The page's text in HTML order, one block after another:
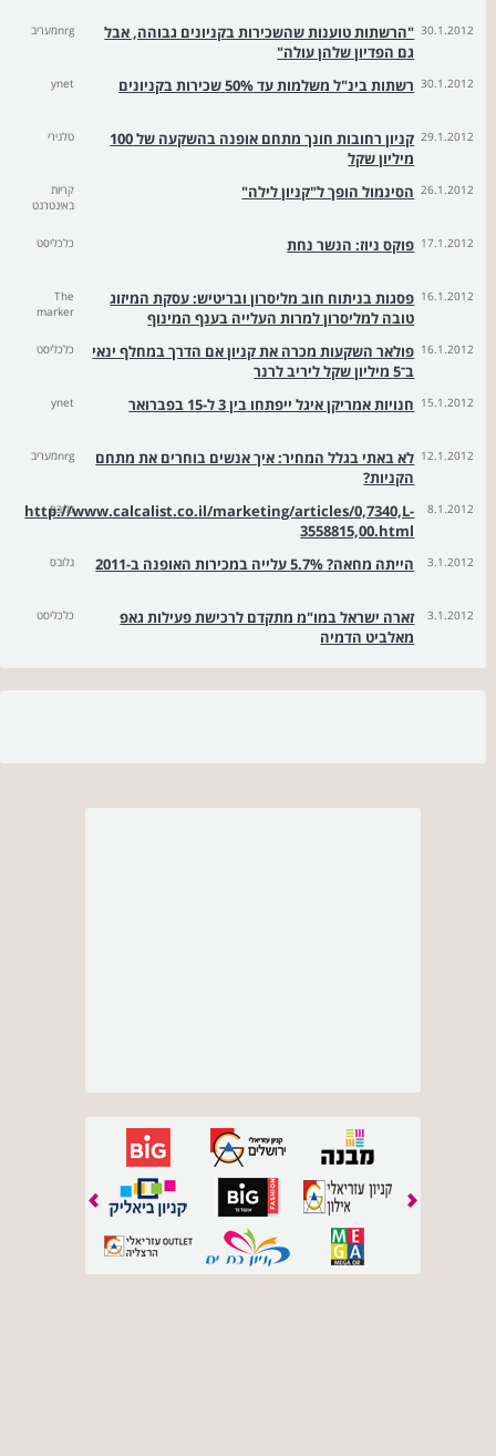
30.1.2012 "הרשתות טוענות שהשכירות בקניונים גבוהה, אבל
גם הפדיון שלהן עולה"
nrgמעריב
30.1.2012 רשתות בינ"ל משלמות עד 50% שכירות בקניונים ynet
29.1.2012
קניון רחובות חונך מתחם אופנה בהשקעה של 100
מיליון שקל
טלנירי
26.1.2012 הסינמול הופך ל"קניון לילה"
קריות
באינטרנט
17.1.2012 פוקס ניוז: הנשר נחת כלכליסט
16.1.2012 פסגות בניתוח חוב מליסרון ובריטיש: עסקת המיזוג
טובה למליסרון למרות העלייה בענף המינוף
The
marker
16.1.2012 פולאר השקעות מכרה את קניון אם הדרך במחלף ינאי
ב־5 מיליון שקל ליריב לרנר
כלכליסט
15.1.2012 חנויות אמריקן איגל ייפתחו בין 3 ל-15 בפברואר ynet
12.1.2012 לא באתי בגלל המחיר: איך אנשים בוחרים את מתחם
הקניות?
nrgמעריב
8.1.2012
http://www.calcalist.co.il/marketing/articles/0,7340,L-
3558815,00.html
גלובס
3.1.2012 הייתה מחאה? 5.7% עלייה במכירות האופנה ב-2011 גלובס
3.1.2012
זארה ישראל במו"מ מתקדם לרכישת פעילות גאפ
מאלביט הדמיה
כלכליסט